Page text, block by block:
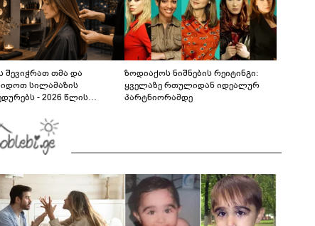
შევიჭრათ თმა და
სილამაზის
- 2026 წლის
ზოდიაქოს ნიშნების რეიტინგი:
ყველაზე რთულიდან იდეალურ
პარტნიორამდე